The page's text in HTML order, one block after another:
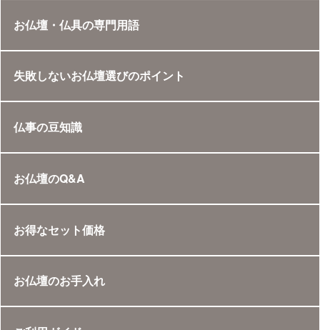
お仏壇・仏具の専門用語
失敗しないお仏壇選びのポイント
仏事の豆知識
お仏壇のQ&A
お得なセット価格
お仏壇のお手入れ